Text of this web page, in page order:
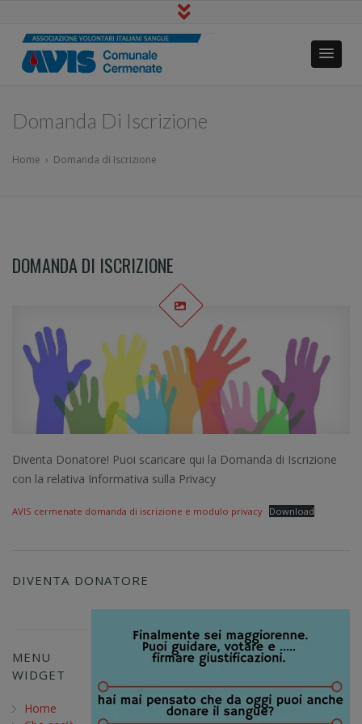
Domanda Di Iscrizione
Home › Domanda di Iscrizione
DOMANDA DI ISCRIZIONE
Diventa Donatore! Puoi scaricare qui la Domanda di Iscrizione
con la relativa Informativa sulla Privacy
AVIS cermenate domanda di iscrizione e modulo privacy Download
DIVENTA DONATORE
MENU
WIDGET
Home